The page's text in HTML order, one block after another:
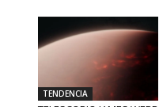
TENDENCIA